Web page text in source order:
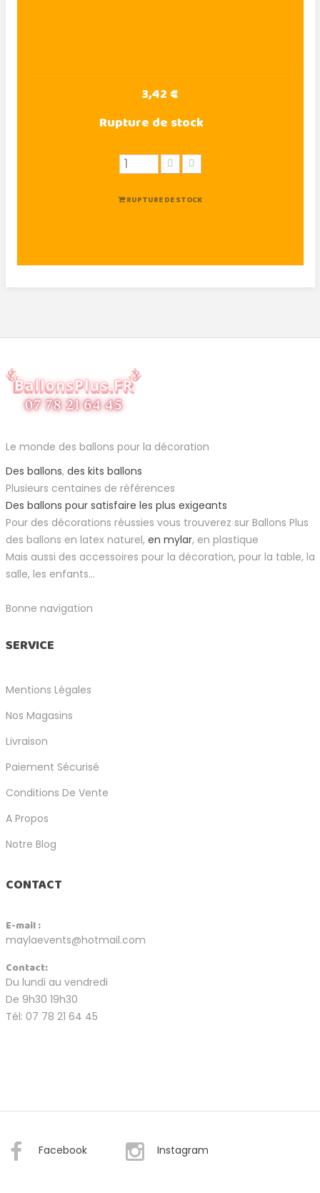
3,42 €
Rupture de stock
RUPTURE DE STOCK
Le monde des ballons pour la décoration
Des ballons, des kits ballons
Plusieurs centaines de références
Des ballons pour satisfaire les plus exigeants
Pour des décorations réussies vous trouverez sur Ballons Plus
des ballons en latex naturel, en mylar, en plastique
Mais aussi des accessoires pour la décoration, pour la table, la
salle, les enfants...
Bonne navigation
SERVICE
Mentions Légales
Nos Magasins
Livraison
Paiement Sécurisé
Conditions De Vente
A Propos
Notre Blog
CONTACT
E-mail :
maylaevents@hotmail.com
Contact:
Du lundi au vendredi
De 9h30 19h30
Tél: 07 78 21 64 45
Facebook Instagram